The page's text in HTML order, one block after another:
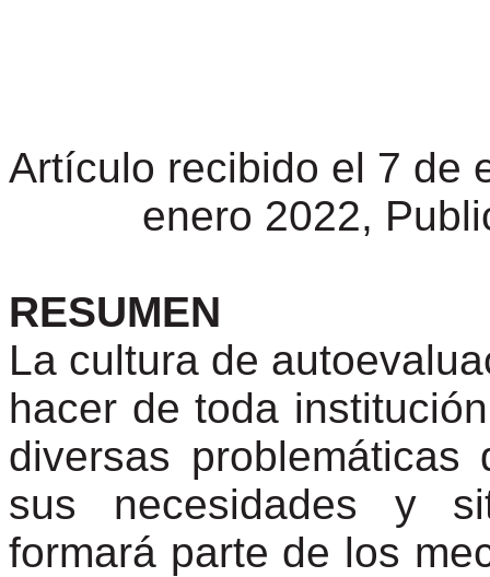
Artículo recibido el 7 de
enero 2022,
RESUMEN
La cultura de
hacer de toda
diversas
sus necesidades y
formará parte de los